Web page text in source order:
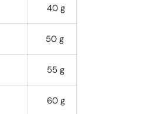
40 g
50 g
55 g
60 g